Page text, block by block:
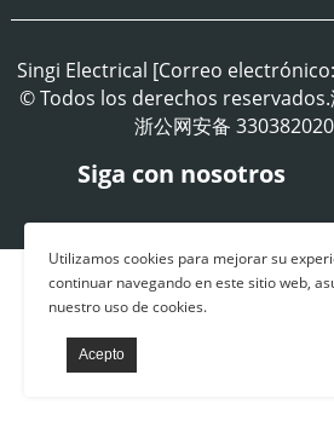
Utilizamos cookies para mejorar su
continuar navegando en este sitio web,
nuestro uso de cookies.
Singi Electrical [Correo
© Todos los derechos reservados.
浙公网安备
Siga con nosotros